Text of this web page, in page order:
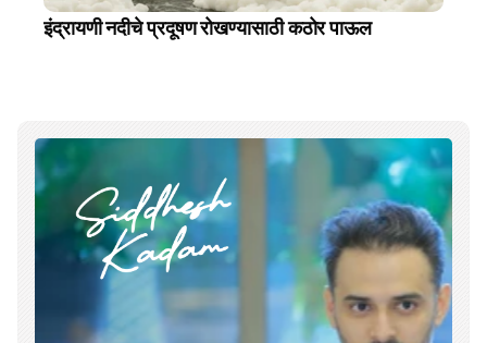
इंद्रायणी नदीचे प्रदूषण रोखण्यासाठी कठोर पाऊल